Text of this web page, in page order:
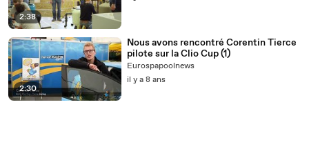
2:38
2:30
Nous avons rencontré Corentin Tierce
pilote sur la Clio Cup (1)
Eurospapoolnews
il y a 8 ans